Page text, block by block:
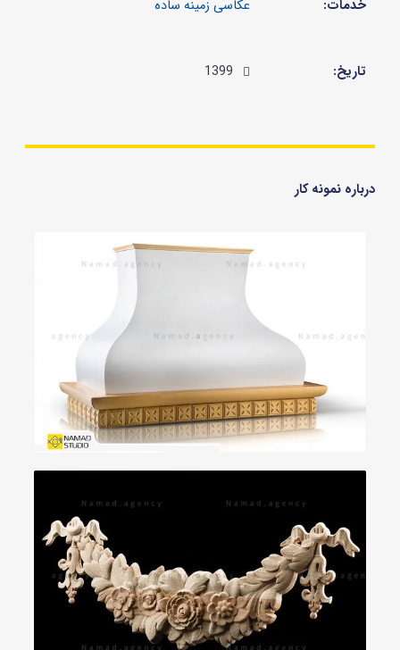
خدمات:
تاریخ: 1399
درباره نمونه کار